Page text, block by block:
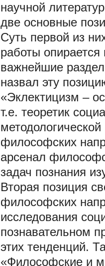
научной
две основные
Суть первой из
работы
важнейшие
назвал эту
«Эклектицизм –
т.е. теоретик
философских
арсенал
задач познания
Вторая позиция
философских
исследования
познавательном
этих тенденций.
«Философские и